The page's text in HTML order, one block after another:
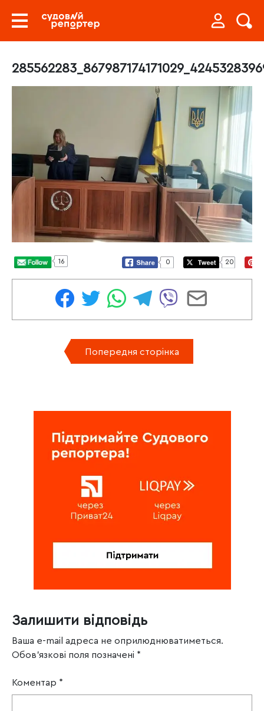
16 0 20
Попередня сторінка
Залишити відповідь
Ваша e-mail адреса не оприлюднюватиметься.
Обов’язкові поля позначені *
Коментар *